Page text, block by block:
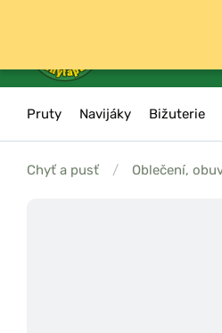
Pruty Navijáky Bižuterie
Chyť a pusť / Oblečení,